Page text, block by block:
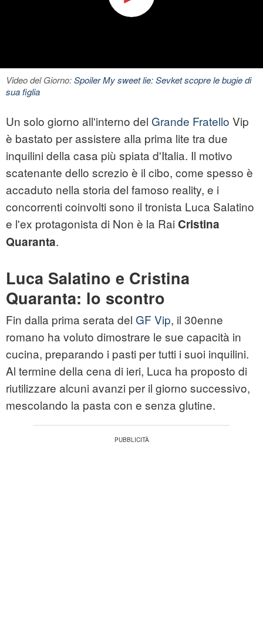
Video del Giorno:Spoiler My sweet lie: Sevket scopre le bugie di
sua figlia
Un solo giorno all'interno del Grande Fratello Vip
è bastato per assistere alla prima lite tra due
inquilini della casa più spiata d'Italia. Il motivo
scatenante dello screzio è il cibo, come spesso è
accaduto nella storia del famoso reality, e i
concorrenti coinvolti sono il tronista Luca Salatino
e l'ex protagonista di Non è la Rai Cristina
Quaranta.
Luca Salatino e Cristina
Quaranta: lo scontro
Fin dalla prima serata del GF Vip, il 30enne
romano ha voluto dimostrare le sue capacità in
cucina, preparando i pasti per tutti i suoi inquilini.
Al termine della cena di ieri, Luca ha proposto di
riutilizzare alcuni avanzi per il giorno successivo,
mescolando la pasta con e senza glutine.